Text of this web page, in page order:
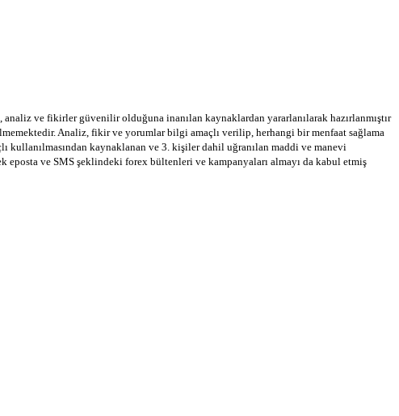
ve fikirler güvenilir olduğuna inanılan kaynaklardan yararlanılarak hazırlanmıştır
Analiz, fikir ve yorumlar bilgi amaçlı verilip, herhangi bir menfaat sağlama
kaynaklanan ve 3. kişiler dahil uğranılan maddi ve manevi
ve SMS şeklindeki forex bültenleri ve kampanyaları almayı da kabul etmiş